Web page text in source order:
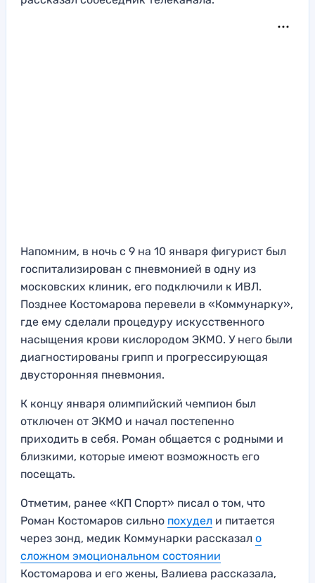
Напомним, в ночь с 9 на 10 января фигурист был
госпитализирован с пневмонией в одну из
московских клиник, его подключили к ИВЛ.
Позднее Костомарова перевели в «Коммунарку»,
где ему сделали процедуру искусственного
насыщения крови кислородом ЭКМО. У него были
диагностированы грипп и прогрессирующая
двусторонняя пневмония.
К концу января олимпийский чемпион был
отключен от ЭКМО и начал постепенно
приходить в себя. Роман общается с родными и
близкими, которые имеют возможность его
посещать.
Отметим, ранее «КП Спорт» писал о том, что
Роман Костомаров сильно похудел и питается
через зонд, медик Коммунарки рассказал о
сложном эмоциональном состоянии
Костомарова и его жены, Валиева рассказала,